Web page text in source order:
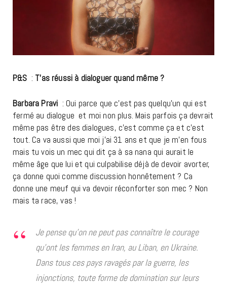
P&S : T’as réussi à dialoguer quand même ?
Barbara Pravi : Oui parce que c’est pas quelqu’un qui est
fermé au dialogue et moi non plus. Mais parfois ça devrait
même pas être des dialogues, c’est comme ça et c’est
tout. Ca va aussi que moi j’ai 31 ans et que je m’en fous
mais tu vois un mec qui dit ça à sa nana qui aurait le
même âge que lui et qui culpabilise déjà de devoir avorter,
ça donne quoi comme discussion honnêtement ? Ca
donne une meuf qui va devoir réconforter son mec ? Non
mais ta race, vas !
Je pense qu’on ne peut pas connaître le courage
qu’ont les femmes en Iran, au Liban, en Ukraine.
Dans tous ces pays ravagés par la guerre, les
injonctions, toute forme de domination sur leurs